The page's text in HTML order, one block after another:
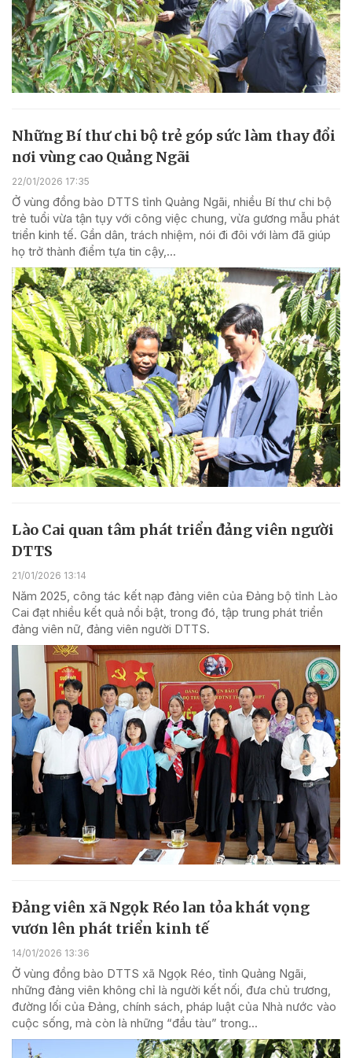
Những Bí thư chi bộ trẻ góp sức làm thay đổi
nơi vùng cao Quảng Ngãi
22/01/2026 17:35
Ở vùng đồng bào DTTS tỉnh Quảng Ngãi, nhiều Bí thư chi bộ
trẻ tuổi vừa tận tụy với công việc chung, vừa gương mẫu phát
triển kinh tế. Gần dân, trách nhiệm, nói đi đôi với làm đã giúp
họ trở thành điểm tựa tin cậy,...
Lào Cai quan tâm phát triển đảng viên người
DTTS
21/01/2026 13:14
Năm 2025, công tác kết nạp đảng viên của Đảng bộ tỉnh Lào
Cai đạt nhiều kết quả nổi bật, trong đó, tập trung phát triển
đảng viên nữ, đảng viên người DTTS.
Đảng viên xã Ngọk Réo lan tỏa khát vọng
vươn lên phát triển kinh tế
14/01/2026 13:36
Ở vùng đồng bào DTTS xã Ngọk Réo, tỉnh Quảng Ngãi,
những đảng viên không chỉ là người kết nối, đưa chủ trương,
đường lối của Đảng, chính sách, pháp luật của Nhà nước vào
cuộc sống, mà còn là những “đầu tàu” trong...